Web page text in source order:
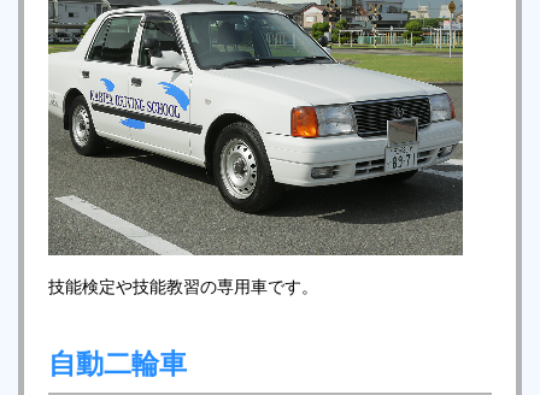
技能検定や技能教習の専用車です。
自動二輪車